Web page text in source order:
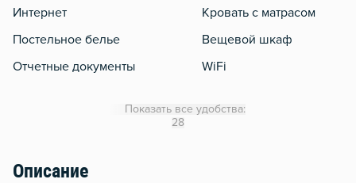
Интернет
Постельное белье
Отчетные документы
Кровать с матрасом
Вещевой шкаф
WiFi
Показать все удобства:
28
Описание